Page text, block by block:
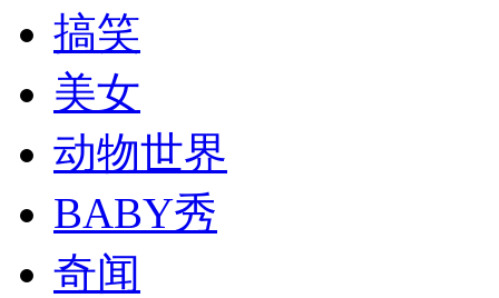
搞笑
美女
动物世界
BABY秀
奇闻